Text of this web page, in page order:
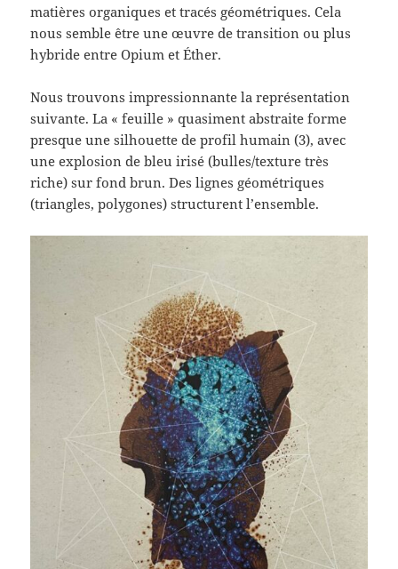
matières organiques et tracés géométriques. Cela
nous semble être une œuvre de transition ou plus
hybride entre Opium et Éther.
Nous trouvons impressionnante la représentation
suivante. La « feuille » quasiment abstraite forme
presque une silhouette de profil humain (3), avec
une explosion de bleu irisé (bulles/texture très
riche) sur fond brun. Des lignes géométriques
(triangles, polygones) structurent l’ensemble.